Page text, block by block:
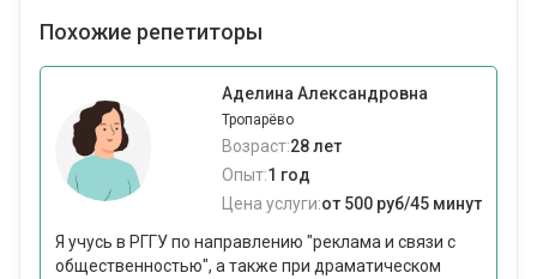
Похожие репетиторы
Аделина Александровна
Тропарёво
Возраст:28 лет
Опыт:1 год
Цена услуги:от 500 руб/45 минут
Я учусь в РГГУ по направлению "реклама и связи с
общественностью", а также при драматическом